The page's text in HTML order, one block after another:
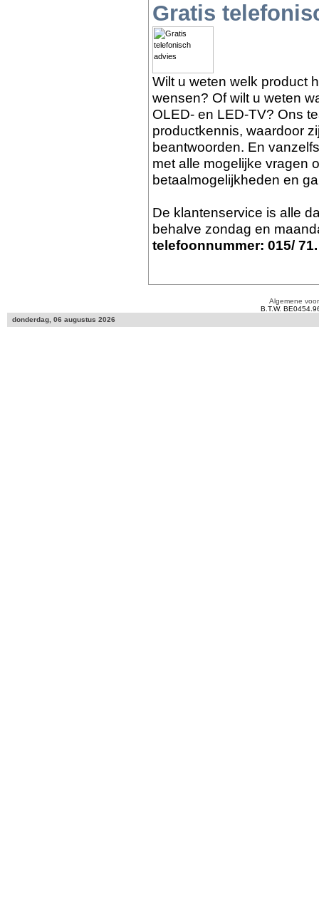
Gratis
Wilt u weten welk product
wensen? Of wilt u weten
OLED- en LED-TV? Ons
productkennis, waardoor
beantwoorden. En
met alle mogelijke vragen
betaalmogelijkheden en
De klantenservice is alle
behalve zondag en
telefoonnummer: 015/
Algemene
B.T.W.
donderdag, 06 augustus 2026